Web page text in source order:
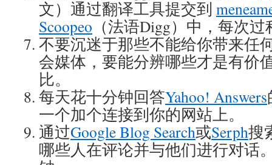
文）通过翻译工具提交到
Scoopeo （法语Digg）中，每次
不要沉迷于那些不能给你带来任
会媒体，要能分辨哪些才是有价
比。
每天花十分钟回答Yahoo! Answers
一个加个连接到你的网站上。
通过Google Blog Search或Serph搜
哪些人在评论并与他们进行对话